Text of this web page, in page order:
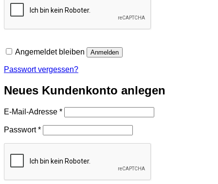
Angemeldet bleiben Anmelden
Passwort vergessen?
Neues Kundenkonto anlegen
E-Mail-Adresse *Erforderlich
Passwort*Erforderlich